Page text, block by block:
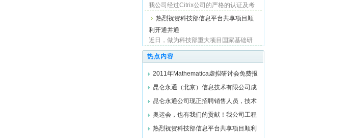
运行提供了监控与管理系统。...
我公司经过Citrix公司的严格的认证及考
核，继成为其广域网加速和应用交付和
负载均衡硬件系统解决方案合作伙伴
（CSA）之后，依靠强大的技术实力，
又成为其应用交付软件系统解决方...
热烈祝贺科技部信息平台共享项目顺
利开通并通
近日，做为科技部重大项目国家基础研
究共享平台的一部分， 远程数值计算平
台项目顺利通过国家鉴定并顺利开通！
装备部领导、四川省领导参...
热点内容
2011年Mathematica虚拟研讨会免费报
名中
昆仑永通（北京）信息技术有限公司成
为Kerio T
昆仑永通公司现正招聘销售人员，技术
工程师，
奥运会，也有我们的贡献！我公司工程
师值守央
热烈祝贺科技部信息平台共享项目顺利